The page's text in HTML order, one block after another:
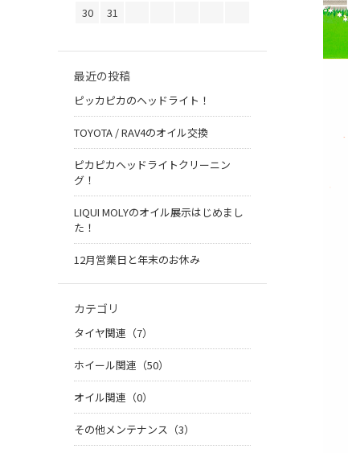
30
31
最近の投稿
ピッカピカのヘッドライト！
TOYOTA / RAV4のオイル交換
ピカピカヘッドライトクリーニン
グ！
LIQUI MOLYのオイル展示はじめまし
た！
12月営業日と年末のお休み
カテゴリ
タイヤ関連（7）
ホイール関連（50）
オイル関連（0）
その他メンテナンス（3）